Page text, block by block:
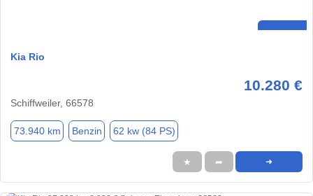
Kia Rio
10.280 €
Schiffweiler, 66578
73.940 km Benzin 62 kw (84 PS)
★ ➦ ➜